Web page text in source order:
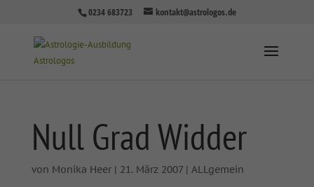
0234 683723 kontakt@astrologos.de
Null Grad Widder
von Monika Heer| 21. März 2007| ALLgemein